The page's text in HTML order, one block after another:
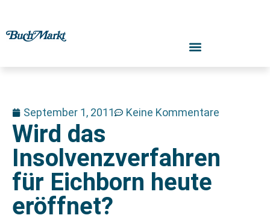
September 1, 2011 Keine Kommentare
Wird das
Insolvenzverfahren
für Eichborn heute
eröffnet?